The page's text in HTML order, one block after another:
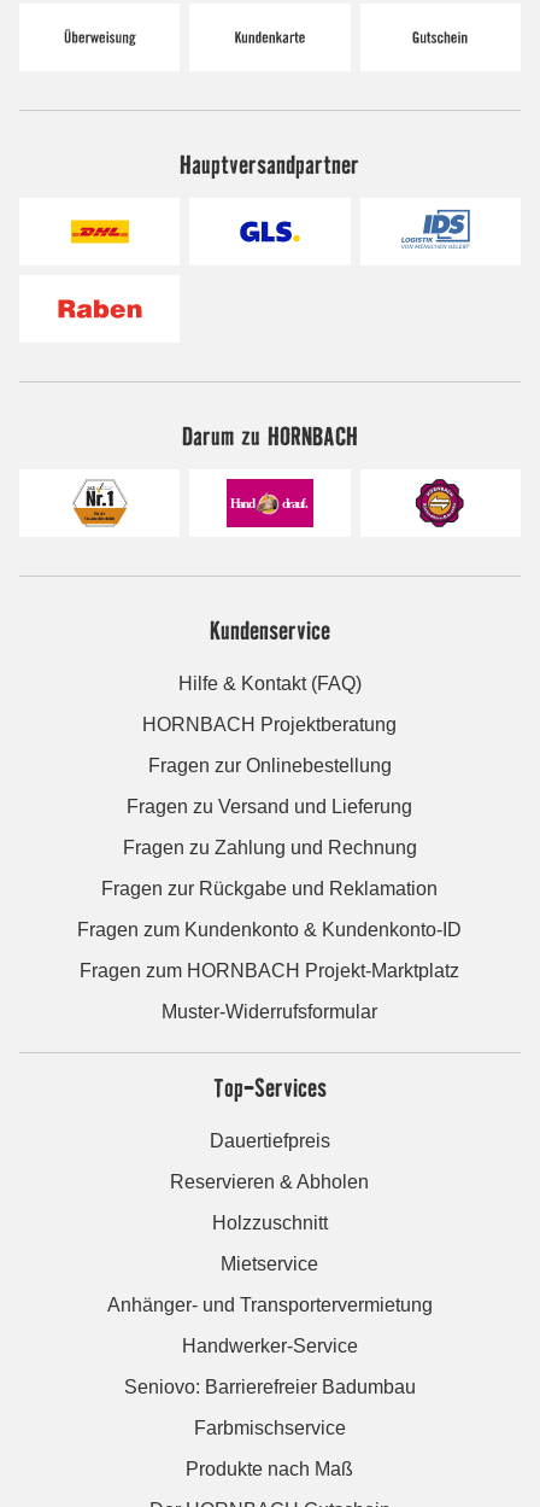
Hauptversandpartner
Darum zu HORNBACH
Kundenservice
Hilfe & Kontakt (FAQ)
HORNBACH Projektberatung
Fragen zur Onlinebestellung
Fragen zu Versand und Lieferung
Fragen zu Zahlung und Rechnung
Fragen zur Rückgabe und Reklamation
Fragen zum Kundenkonto & Kundenkonto-ID
Fragen zum HORNBACH Projekt-Marktplatz
Muster-Widerrufsformular
Top-Services
Dauertiefpreis
Reservieren & Abholen
Holzzuschnitt
Mietservice
Anhänger- und Transportervermietung
Handwerker-Service
Seniovo: Barrierefreier Badumbau
Farbmischservice
Produkte nach Maß